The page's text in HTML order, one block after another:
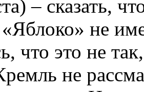
– сказать,
не
что это не
не